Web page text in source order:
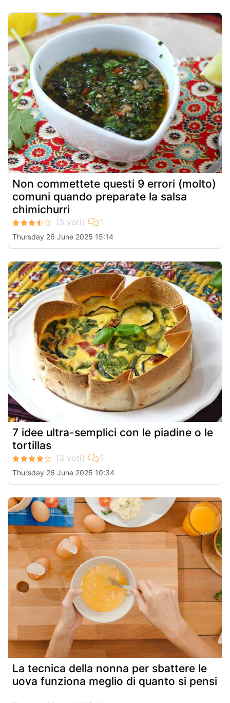
Non commettete questi 9 errori (molto)
comuni quando preparate la salsa
chimichurri
Thursday 26 June 2025 15:14
7 idee ultra-semplici con le piadine o le
tortillas
Thursday 26 June 2025 10:34
La tecnica della nonna per sbattere le
uova funziona meglio di quanto si pensi